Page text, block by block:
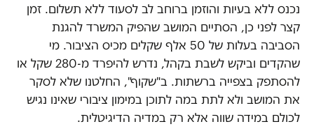
נכנס ללא בעיות והוזמן ברוחב לב לסעוד ללא תשלום. זמן
קצר לפני כן, הסתיים המושב שהפיק המשרד להגנת
הסביבה בעלות של 50 אלף שקלים מכיס הציבור. מי
שהקדים וביקש לשבת בקהל, נדרש להיפרד מ-280 שקל או
להסתפק בצפייה ברשתות. ב"שקוף", החלטנו שלא לסקר
את המושב ולא לתת במה לתוכן במימון ציבורי שאינו נגיש
לכולם במידה שווה אלא רק במדיה הדיגיטלית.